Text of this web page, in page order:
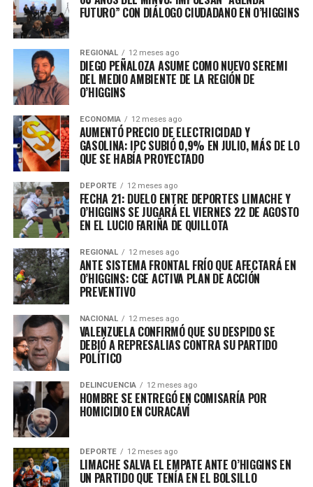
FUTURO” CON DIÁLOGO CIUDADANO EN O’HIGGINS
REGIONAL 12 meses ago
DIEGO PEÑALOZA ASUME COMO NUEVO SEREMI
DEL MEDIO AMBIENTE DE LA REGIÓN DE
O’HIGGINS
ECONOMIA 12 meses ago
AUMENTÓ PRECIO DE ELECTRICIDAD Y
GASOLINA: IPC SUBIÓ 0,9% EN JULIO, MÁS DE LO
QUE SE HABÍA PROYECTADO
DEPORTE 12 meses ago
FECHA 21: DUELO ENTRE DEPORTES LIMACHE Y
O’HIGGINS SE JUGARÁ EL VIERNES 22 DE AGOSTO
EN EL LUCIO FARIÑA DE QUILLOTA
REGIONAL 12 meses ago
ANTE SISTEMA FRONTAL FRÍO QUE AFECTARÁ EN
O’HIGGINS: CGE ACTIVA PLAN DE ACCIÓN
PREVENTIVO
NACIONAL 12 meses ago
VALENZUELA CONFIRMÓ QUE SU DESPIDO SE
DEBIÓ A REPRESALIAS CONTRA SU PARTIDO
POLÍTICO
DELINCUENCIA 12 meses ago
HOMBRE SE ENTREGÓ EN COMISARÍA POR
HOMICIDIO EN CURACAVÍ
DEPORTE 12 meses ago
LIMACHE SALVA EL EMPATE ANTE O’HIGGINS EN
UN PARTIDO QUE TENÍA EN EL BOLSILLO